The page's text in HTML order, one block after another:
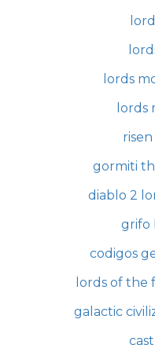
lords
lords
gormiti
diablo 2
grifo
codigos
lords of the
galactic